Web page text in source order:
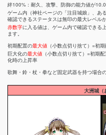
絆100%：耐久、攻撃、防御の能力値が
ゲーム内（神社ページの「注目城娘」、あ
確認できるステータスは無印の最大レベル
赤数字に入る値は、ゲーム内で確認できる
ます。
初期配置の最大値 （小数点切り捨て）=初
巨大化の最大値 （小数点切り捨て）=初期
化時の上昇率
歌舞・鈴・杖・拳など固定武器を持つ場合
大洲城（